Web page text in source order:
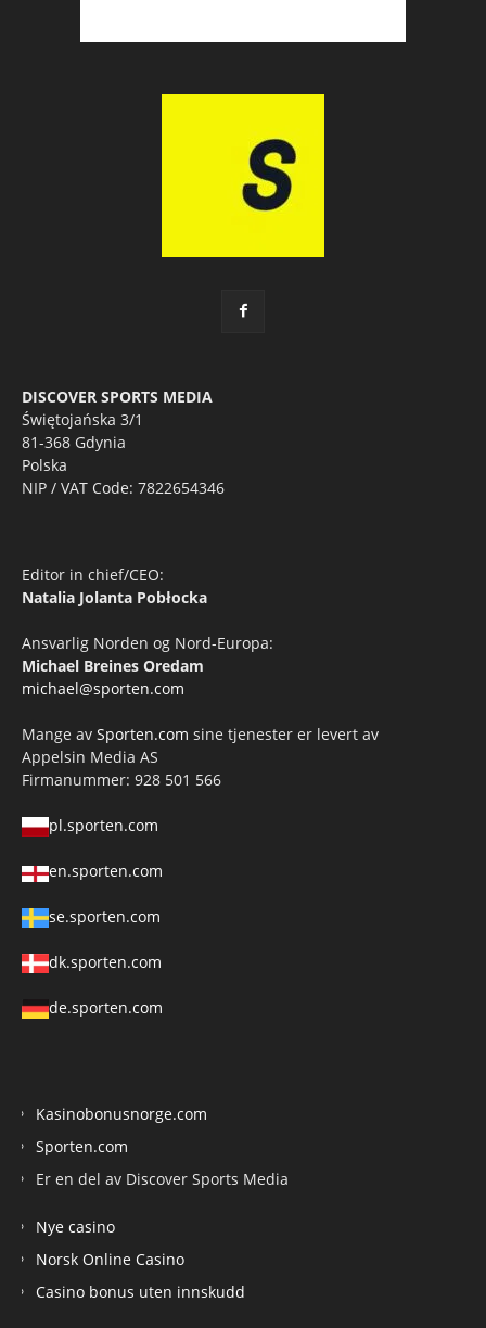
DISCOVER SPORTS MEDIA
Świętojańska 3/1
81-368 Gdynia
Polska
NIP / VAT Code: 7822654346
Editor in chief/CEO:
Natalia Jolanta Pobłocka
Ansvarlig Norden og Nord-Europa:
Michael Breines Oredam
michael@sporten.com
Mange av Sporten.com sine tjenester er levert av
Appelsin Media AS
Firmanummer: 928 501 566
pl.sporten.com
en.sporten.com
se.sporten.com
dk.sporten.com
de.sporten.com
Kasinobonusnorge.com
Sporten.com
Er en del av Discover Sports Media
Nye casino
Norsk Online Casino
Casino bonus uten innskudd